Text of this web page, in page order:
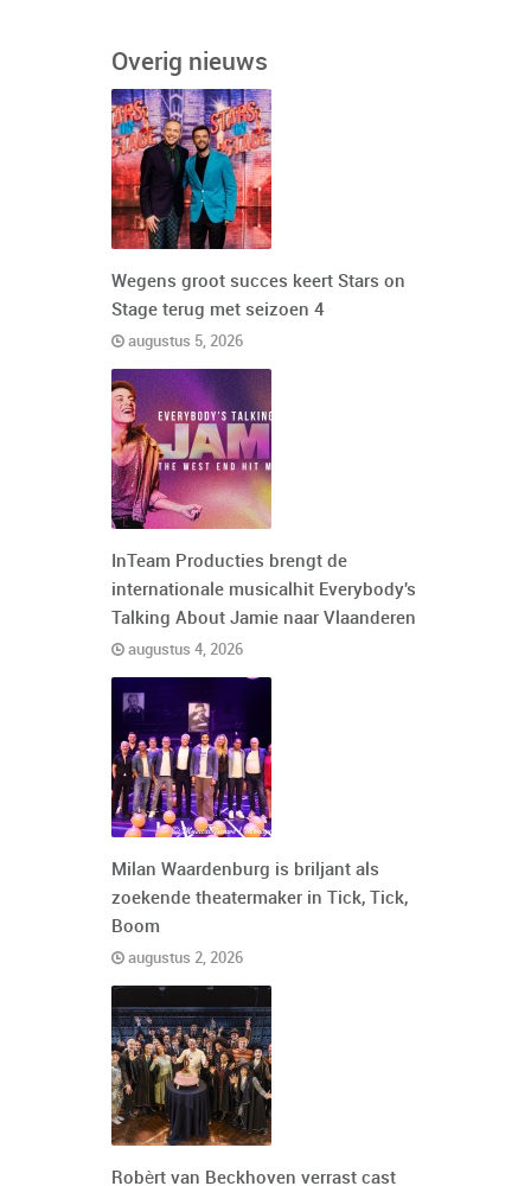
Overig nieuws
Wegens groot succes keert Stars on
Stage terug met seizoen 4
augustus 5, 2026
InTeam Producties brengt de
internationale musicalhit Everybody's
Talking About Jamie naar Vlaanderen
augustus 4, 2026
Milan Waardenburg is briljant als
zoekende theatermaker in Tick, Tick,
Boom
augustus 2, 2026
Robèrt van Beckhoven verrast cast